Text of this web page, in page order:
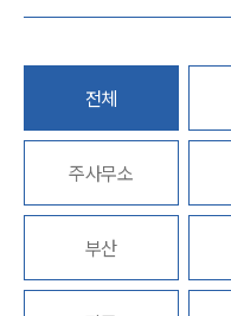
전체
주사무소
부산